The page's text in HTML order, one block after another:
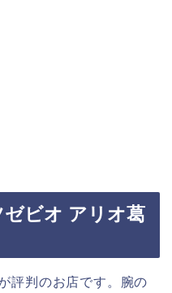
ビオ アリオ葛
評判のお店です。腕の